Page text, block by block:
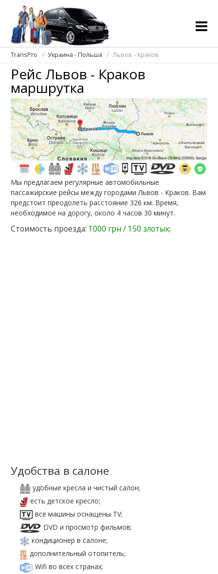
TransPro Украина - Польша Львов - Краков
Рейс Львов - Краков
маршрутка
Мы предлагаем регулярные автомобильные
пассажирские рейсы между городами Львов - Краков. Вам
предстоит преодолеть расстояние 326 км. Время,
необходимое на дорогу, около 4 часов 30 минут.
Стоимость проезда: 1000 грн / 150 злотых;
Удобства в салоне
удобные кресла и чистый салон;
есть детское кресло;
все машины оснащены TV;
DVD и просмотр фильмов;
кондиционер в салоне;
дополнительный отопитель;
Wifi во всех странах;